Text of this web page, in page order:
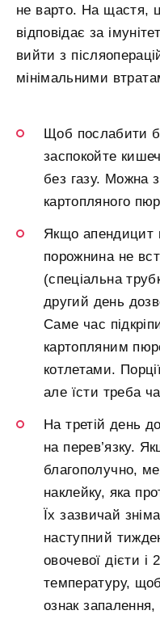
не варто. На щастя,
відповідає за
вийти з
мінімальними
Щоб послабити
заспокойте
без газу. Можна
картопляного
Якщо апендицит
порожнина не
(спеціальна
другий день
Саме час
картопляним
котлетами.
але їсти треба
На третій день
на перев’язку.
благополучно,
наклейку, яка
Їх зазвичай
наступний
овочевої дієти
температуру,
ознак запалення,